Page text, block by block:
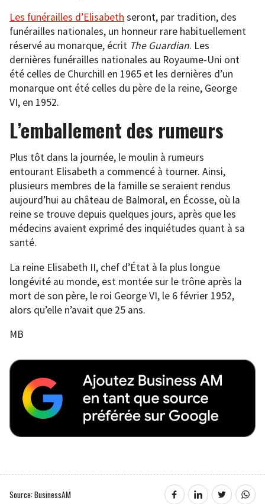
Les funérailles d’Elisabeth seront, par tradition, des
funérailles nationales, un honneur rare habituellement
réservé au monarque, écrit The Guardian. Les
dernières funérailles nationales au Royaume-Uni ont
été celles de Churchill en 1965 et les dernières d’un
monarque ont été celles du père de la reine, George
VI, en 1952.
L’emballement des rumeurs
Plus tôt dans la journée, le moulin à rumeurs
entourant Elisabeth a commencé à tourner. Ainsi,
plusieurs membres de la famille se seraient rendus
aujourd’hui au château de Balmoral, en Écosse, où la
reine se trouve depuis quelques jours, après que les
médecins avaient exprimé des inquiétudes quant à sa
santé.
La reine Elisabeth II, chef d’État à la plus longue
longévité au monde, est montée sur le trône après la
mort de son père, le roi George VI, le 6 février 1952,
alors qu’elle n’avait que 25 ans.
MB
Source: BusinessAM